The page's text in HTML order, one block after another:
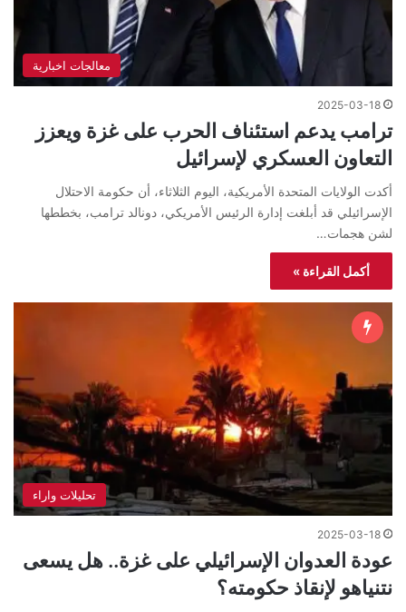
معالجات اخبارية
2025-03-18
ترامب يدعم استئناف الحرب على غزة ويعزز
التعاون العسكري لإسرائيل
أكدت الولايات المتحدة الأمريكية، اليوم الثلاثاء، أن حكومة الاحتلال
الإسرائيلي قد أبلغت إدارة الرئيس الأمريكي، دونالد ترامب، بخططها
لشن هجمات…
أكمل القراءة »
تحليلات واراء
2025-03-18
عودة العدوان الإسرائيلي على غزة.. هل يسعى
نتنياهو لإنقاذ حكومته؟